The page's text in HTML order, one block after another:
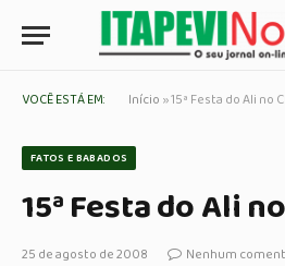
VOCÊ ESTÁ EM: Início »15ª Festa do Ali no
FATOS E BABADOS
15ª Festa do Ali
25 de agosto de 2008 Nenhum